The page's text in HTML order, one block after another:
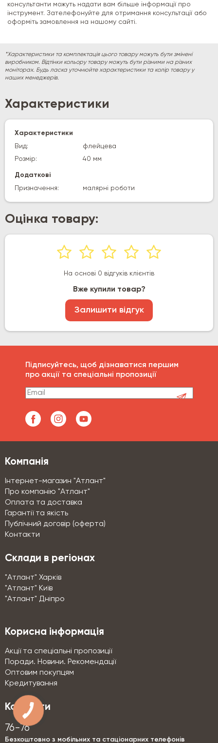
консультанти можуть надати вам більше інформації про
інструмент. Зателефонуйте для отримання консультації або
оформіть замовлення на нашому сайті.
*Характеристики та комплектація цього товару можуть бути змінені
виробником. Відтінки кольору товару можуть бути різними на різних
моніторах. Будь ласка уточнюйте характеристики та колір товару у
наших менеджерів.
Характеристики
Характеристики
Вид:
флейцева
Розмір:
40 мм
Додаткові
Призначення:
малярні роботи
Оцінка товару:
На основі 0 відгуків клієнтів
Вже купили товар?
Залишити відгук
Підписуйтесь, щоб дізнаватися першим
про акції та спеціальні пропозиції
Компанія
Інтернет-магазин "Атлант"
Про компанію "Атлант"
Оплата та доставка
Гарантії та якість
Публічний договір (оферта)
Контакти
Склади в регіонах
"Атлант" Харків
"Атлант" Київ
"Атлант" Дніпро
Корисна інформація
Акції та спеціальні пропозиції
Поради. Новини. Рекомендації
Оптовим покупцям
Кредитування
Контакти
76-76
Безкоштовно з мобільних та стаціонарних телефонів